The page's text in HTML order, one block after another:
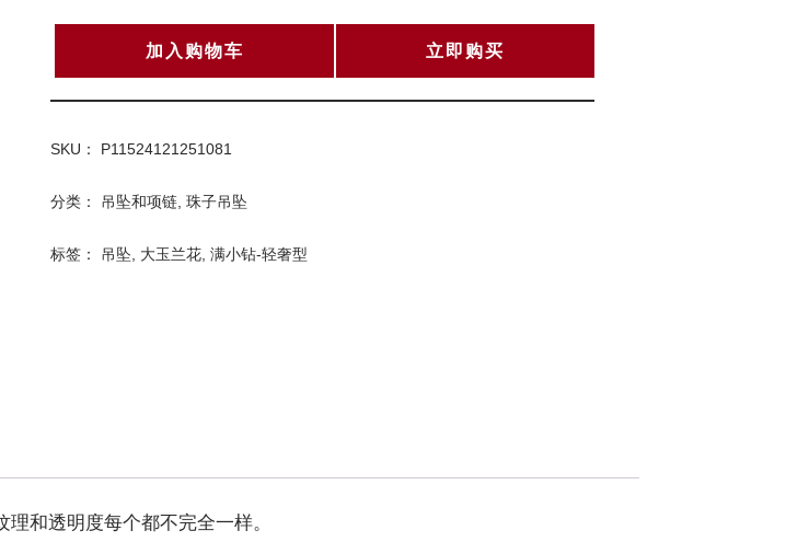
加入购物车 立即购买
SKU： P11524121251081
分类： 吊坠和项链,珠子吊坠
标签： 吊坠, 大玉兰花,满小钻-轻奢型
和透明度每个都不完全一样。